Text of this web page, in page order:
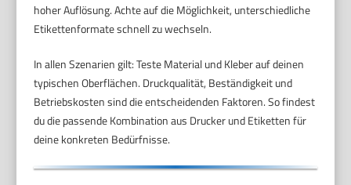
hoher Auflösung. Achte auf die Möglichkeit, unterschiedliche
Etikettenformate schnell zu wechseln.
In allen Szenarien gilt: Teste Material und Kleber auf deinen
typischen Oberflächen. Druckqualität, Beständigkeit und
Betriebskosten sind die entscheidenden Faktoren. So findest
du die passende Kombination aus Drucker und Etiketten für
deine konkreten Bedürfnisse.